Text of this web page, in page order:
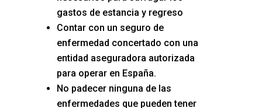
gastos de estancia y regreso
Contar con un seguro de
enfermedad concertado con una
entidad aseguradora autorizada
para operar en España.
No padecer ninguna de las
enfermedades que pueden tener